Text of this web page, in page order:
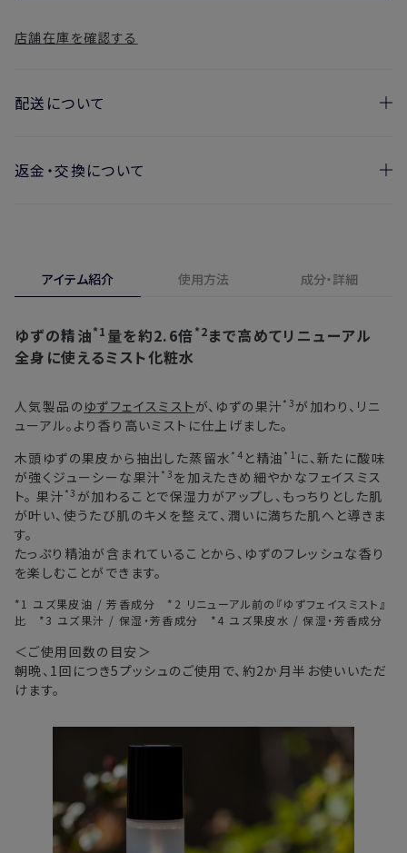
店舗在庫を確認する
配送について
お届け日の目安
※新製品（限定製品）は除きます。
※定期販売のお申し込みは、7日後以降の配送となります。
注文後、お届けまでにかかる日数の目安
東北・関東・中部・関西
中国・四国・九州 3〜4日
沖縄県・離島 5〜8日
※以下に該当する場合、上記の日程で発送できない場合がござ
います。
・交通状況や天候による遅延
・ラッピングのご注文、繁忙期および休業期間中
・ご注文内容の確認にお時間を要する
・複数製品購入により配送手配に時間がかかる
返金・交換について
合、期間内*であれば、返金・交換サービスをご利用いただけ
ます。
※
オンラインストアでご購入の場合、発送完了メールの翌日から10日
間。対象の直営店舗でご購入の場合、購入日の翌日から7日間
アイテム紹介 使用方法 成分・詳細
ゆずの精油*1 量を約2.6倍*2まで高めてリニューアル
全身に使えるミスト化粧水
人気製品の ゆずフェイスミスト が、ゆずの果汁 *3 が加わり、リニ
ューアル。より香り高いミストに仕上げました。
木頭ゆずの果皮から抽出した蒸留水 *4 と精油 *1 に、新たに酸味
が強くジューシーな果汁 *3 を加えたきめ細やかなフェイスミス
ト。 果汁 *3 が加わることで保湿力がアップし、もっちりとした肌
が叶い、使うたび肌のキメを整えて、潤いに満ちた肌へと導きま
す。
たっぷり精油が含まれていることから、ゆずのフレッシュな香り
を楽しむことができます。
*1 ユズ果皮油 / 芳香成分 *2 リニューアル前の『ゆずフェイスミスト』
比 *3 ユズ果汁 / 保湿・芳香成分 *4 ユズ果皮水 / 保湿・芳香成分
＜ご使用回数の目安＞
朝晩、1回につき5プッシュのご使用で、約2か月半お使いいただ
けます。